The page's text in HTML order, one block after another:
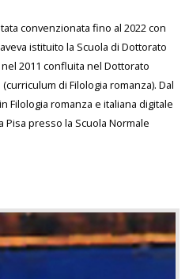
convenzionata fino al 2022 con
istituito la Scuola di Dottorato
2011 confluita nel Dottorato
di Filologia romanza). Dal
Filologia romanza e italiana digitale
Pisa presso la Scuola Normale